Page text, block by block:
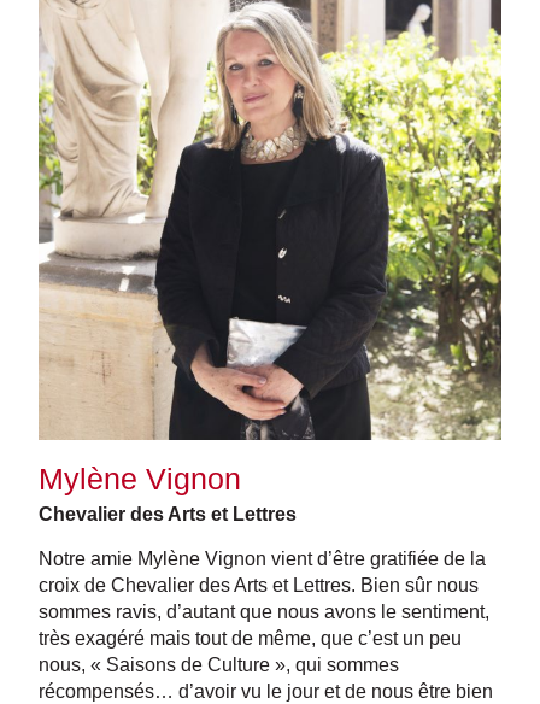
Mylène Vignon
Chevalier des Arts et Lettres
Notre amie Mylène Vignon vient d’être gratifiée de la
croix de Chevalier des Arts et Lettres. Bien sûr nous
sommes ravis, d’autant que nous avons le sentiment,
très exagéré mais tout de même, que c’est un peu
nous, « Saisons de Culture », qui sommes
récompensés… d’avoir vu le jour et de nous être bien